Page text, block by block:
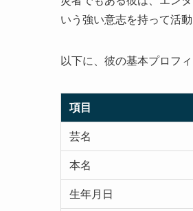
いう強い意志を持って活動
以下に、彼の基本プロフ
項目
芸名
本名
生年月日